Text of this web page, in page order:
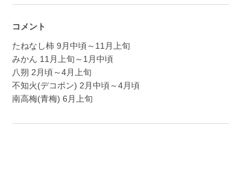
コメント
たねなし柿 9月中頃～11月上旬
みかん 11月上旬～1月中頃
八朔 2月頃～4月上旬
不知火(デコポン) 2月中頃～4月頃
南高梅(青梅) 6月上旬